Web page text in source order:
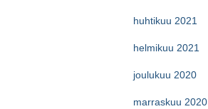
huhtikuu 2021
helmikuu 2021
joulukuu 2020
marraskuu 2020